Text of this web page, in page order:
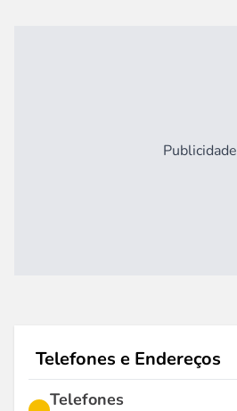
Publicidade
Telefones e Endereços
Telefones